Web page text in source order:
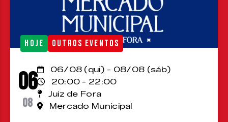
HOJE OUTROS EVENTOS
06
08
06/08 (qui) - 08/08 (sáb)
20:00 - 22:00
Juiz de Fora
Mercado Municipal